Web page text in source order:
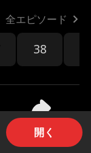
全エピソード
38
共有
開く